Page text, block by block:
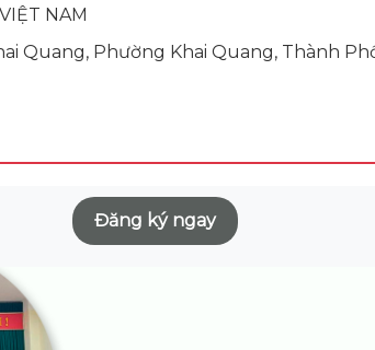
NAM
Quang, Phường Khai Quang, Thành
Đăng ký ngay